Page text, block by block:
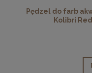
Pędzel do farb
Kolibri